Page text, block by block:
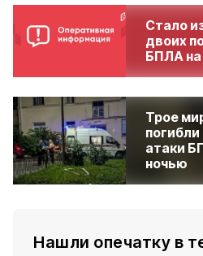
Стало
двоих
БПЛА
Трое
атаки
ночью
Нашли опечатку в